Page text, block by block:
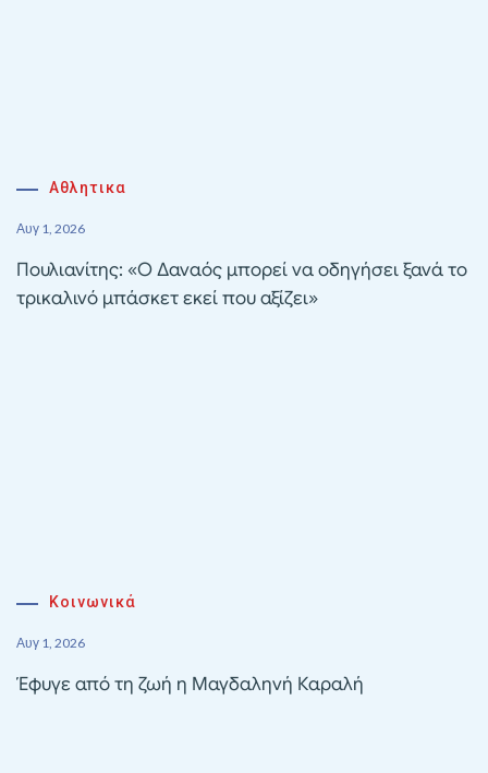
Αθλητικα
Αυγ 1, 2026
Πουλιανίτης: «Ο Δαναός μπορεί να οδηγήσει ξανά το
τρικαλινό μπάσκετ εκεί που αξίζει»
Κοινωνικά
Αυγ 1, 2026
Έφυγε από τη ζωή η Μαγδαληνή Καραλή